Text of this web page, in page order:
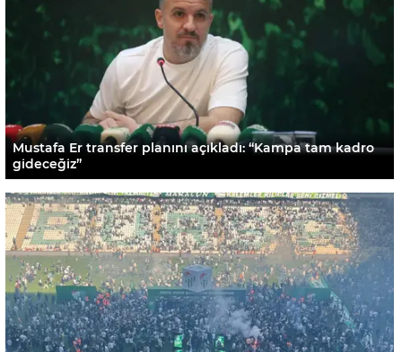
Mustafa Er transfer planını açıkladı: “Kampa tam kadro
gideceğiz”